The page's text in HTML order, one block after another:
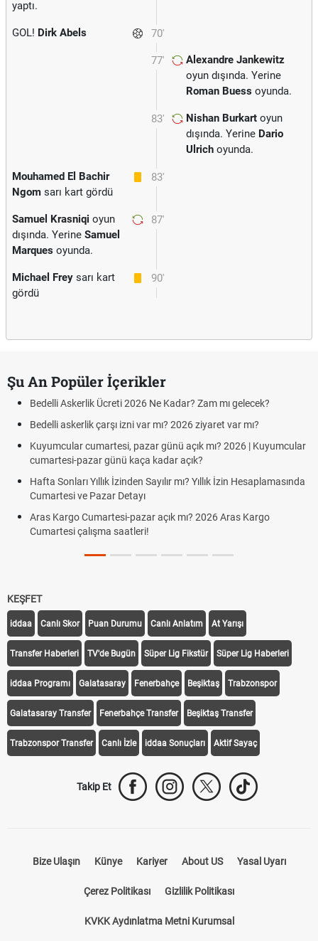
yaptı.
70'
GOL! Dirk Abels
77'
Alexandre Jankewitz
oyun dışında. Yerine
Roman Buess oyunda.
83' Nishan Burkart oyun
dışında. Yerine Dario
Ulrich oyunda.
83'
Mouhamed El Bachir
Ngom sarı kart gördü
87'
Samuel Krasniqi oyun
dışında. Yerine Samuel
Marques oyunda.
90'
Michael Frey sarı kart
gördü
Şu An Popüler İçerikler
Bedelli Askerlik Ücreti 2026 Ne Kadar? Zam mı gelecek?
Bedelli askerlik çarşı izni var mı? 2026 ziyaret var mı?
Kuyumcular cumartesi, pazar günü açık mı? 2026 | Kuyumcular
cumartesi-pazar günü kaça kadar açık?
Hafta Sonları Yıllık İzinden Sayılır mı? Yıllık İzin Hesaplamasında
Cumartesi ve Pazar Detayı
Aras Kargo Cumartesi-pazar açık mı? 2026 Aras Kargo
Cumartesi çalışma saatleri!
KEŞFET
iddaa Canlı Skor Puan Durumu Canlı Anlatım At Yarışı
Transfer Haberleri TV'de Bugün Süper Lig Fikstür Süper Lig Haberleri
iddaa Programı Galatasaray Fenerbahçe Beşiktaş Trabzonspor
Galatasaray Transfer Fenerbahçe Transfer Beşiktaş Transfer
Trabzonspor Transfer Canlı İzle iddaa Sonuçları Aktif Sayaç
Takip Et
Bize Ulaşın Künye Kariyer About US Yasal Uyarı
Çerez Politikası Gizlilik Politikası
KVKK Aydınlatma Metni Kurumsal